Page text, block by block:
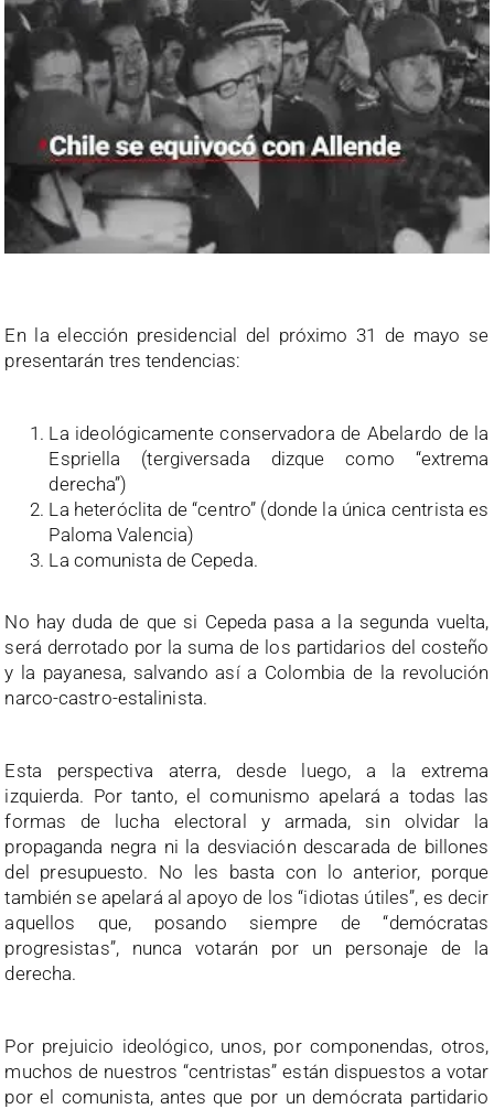
En la elección presidencial del próximo 31 de mayo se
presentarán tres tendencias:
La ideológicamente conservadora de Abelardo de la
Espriella (tergiversada dizque como “extrema
derecha”)
La heteróclita de “centro” (donde la única centrista es
Paloma Valencia)
La comunista de Cepeda.
No hay duda de que si Cepeda pasa a la segunda vuelta,
será derrotado por la suma de los partidarios del costeño
y la payanesa, salvando así a Colombia de la revolución
narco-castro-estalinista.
Esta perspectiva aterra, desde luego, a la extrema
izquierda. Por tanto, el comunismo apelará a todas las
formas de lucha electoral y armada, sin olvidar la
propaganda negra ni la desviación descarada de billones
del presupuesto. No les basta con lo anterior, porque
también se apelará al apoyo de los “idiotas útiles”, es decir
aquellos que, posando siempre de “demócratas
progresistas”, nunca votarán por un personaje de la
derecha.
Por prejuicio ideológico, unos, por componendas, otros,
muchos de nuestros “centristas” están dispuestos a votar
por el comunista, antes que por un demócrata partidario